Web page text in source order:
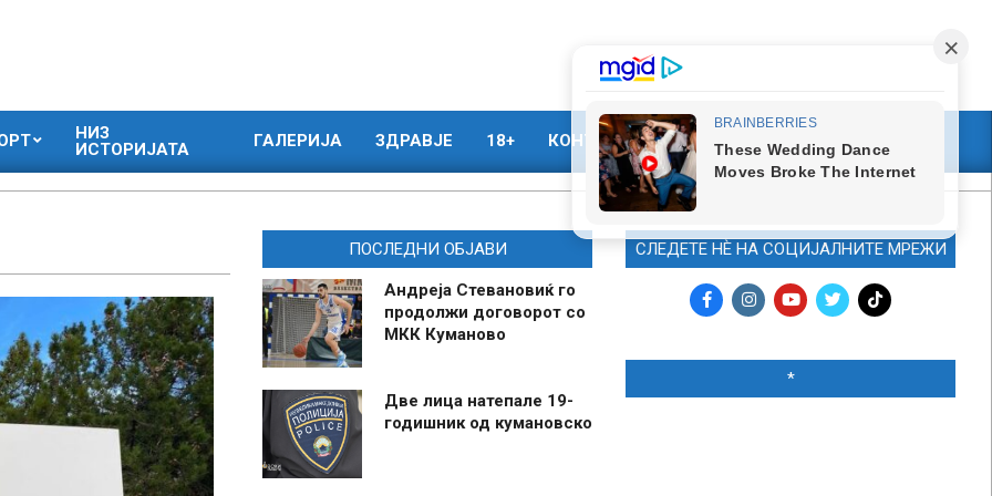
НИЗ
ИСТОРИЈАТА
ГАЛЕРИЈА ЗДРАВЈЕ 18+ КОНТАКТ МАРКЕТИНГ
ПОСЛЕДНИ ОБЈАВИ
Андреја Стевановиќ го
продолжи договорот со
МКК Куманово
Две лица натепале 19-
годишник од кумановско
СЛЕДЕТЕ НЀ НА СОЦИЈАЛНИТЕ МРЕЖИ
*